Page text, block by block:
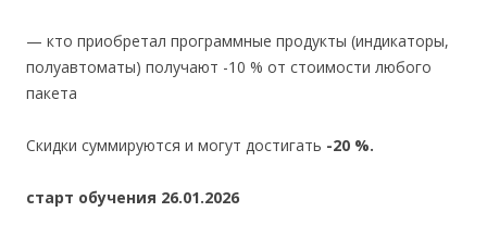
— кто приобретал программные продукты (индикаторы,
полуавтоматы) получают -10 % от стоимости любого
пакета
Скидки суммируются и могут достигать -20 %.
старт обучения 26.01.2026